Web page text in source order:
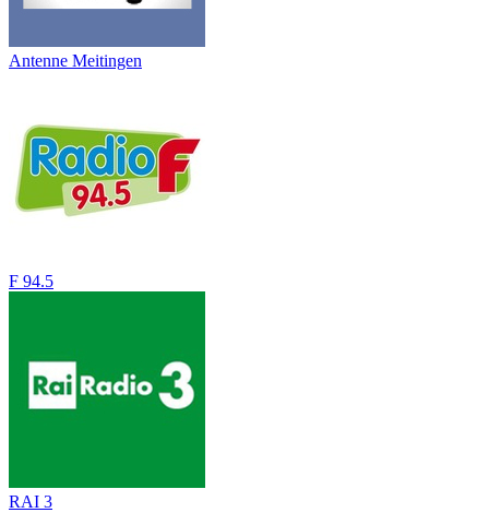
Antenne Meitingen
F 94.5
RAI 3